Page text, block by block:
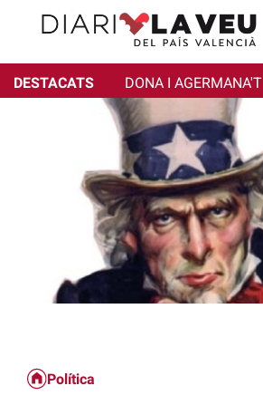
DESTACATS DONA I AGERMANA'T
Política